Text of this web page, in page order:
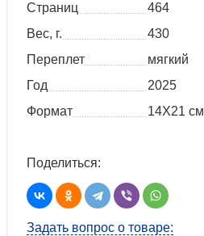
Страниц
464
Вес, г.
430
Переплет
мягкий
Год
2025
Формат
14Х21 см
Поделиться:
Задать вопрос о товаре: